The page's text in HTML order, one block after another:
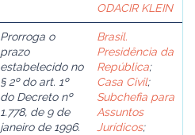
ODACIR KLEIN
Prorroga o
prazo
estabelecido no
§ 2º do art. 1º
do Decreto nº
1.778, de 9 de
janeiro de 1996.
Brasil.
Presidência da
República;
Casa Civil;
Subchefia para
Assuntos
Jurídicos;